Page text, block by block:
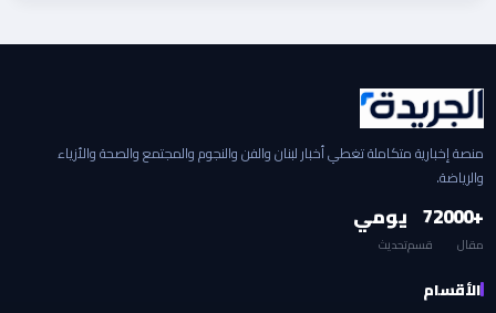
منصة إخبارية متكاملة تغطي أخبار لبنان والفن والنجوم والمجتمع والصحة والأزياء
والرياضة.
+2000
مقال
7
قسم
يومي
تحديث
الأقسام